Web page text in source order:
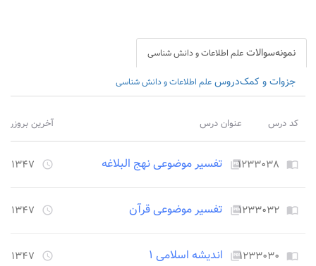
نمونه‌سوالات علم اطلاعات و دانش شناسی
جزوات و کمک‌دروس علم اطلاعات و دانش شناسی
کد درس عنوان درس آخرین
import_contacts ۱۲۳۳۰۳۸picture_as_pdf تفسیر موضوعی نهج البلاغه access_time ۱۳۴۷ روز قبل
import_contacts ۱۲۳۳۰۳۲picture_as_pdf تفسیر موضوعی قرآن access_time ۱۳۴۷ روز قبل
import_contacts ۱۲۳۳۰۳۰picture_as_pdf اندیشه اسلامی ۱ access_time ۱۳۴۷ روز قبل